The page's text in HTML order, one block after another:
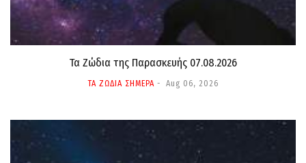
Τα Ζώδια της Παρασκευής 07.08.2026
ΤΑ ΖΩΔΙΑ ΣΗΜΕΡΑ Aug 06, 2026